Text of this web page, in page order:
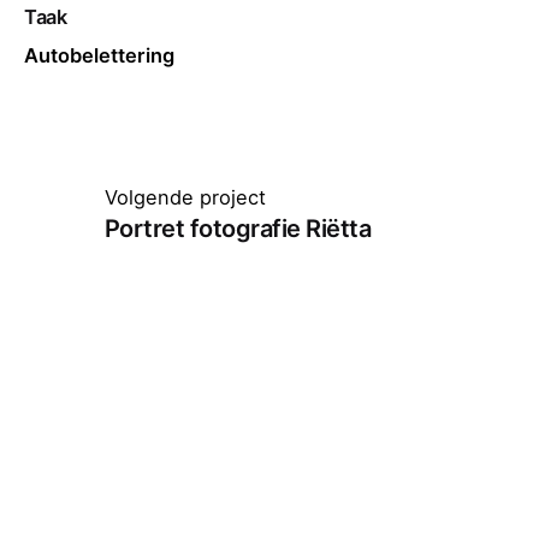
Taak
Autobelettering
Volgende project
Portret fotografie Riëtta